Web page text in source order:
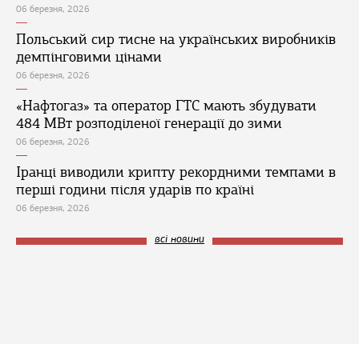
06 березня, 2026
Польський сир тисне на українських виробників
демпінговими цінами
06 березня, 2026
«Нафтогаз» та оператор ГТС мають збудувати
484 МВт розподіленої генерації до зими
06 березня, 2026
Іранці виводили крипту рекордними темпами в
перші години після ударів по країні
06 березня, 2026
всі новини